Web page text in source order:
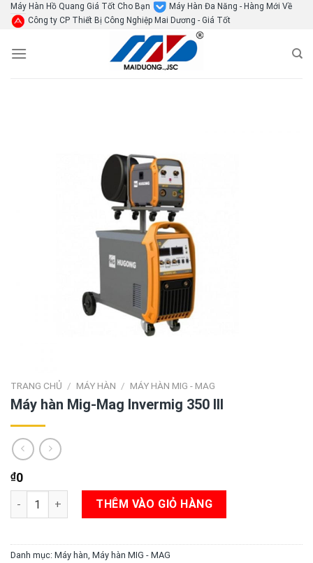
SkipMáy Hàn Hồ Quang Giá Tốt Cho Bạn
Máy Hàn Đa Năng - Hàng Mới Về
Công ty CP Thiết Bị Công Nghiệp Mai Dương - Giá Tốt
TRANG CHỦ / MÁY HÀN / MÁY HÀN MIG - MAG
Máy hàn Mig-Mag Invermig 350 III
₫0
Máy hàn Mig-Mag Invermig 350 III số lượng
THÊM VÀO GIỎ HÀNG
Danh mục: Máy hàn, Máy hàn MIG - MAG